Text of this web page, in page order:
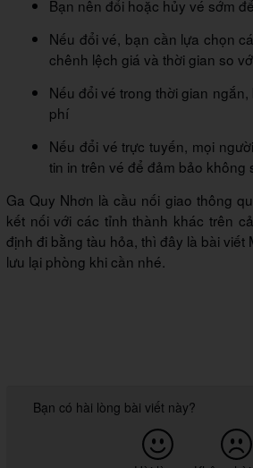
Bạn nên đổi hoặc hủy vé sớm
Nếu đổi vé, bạn cần lựa chọn
chênh lệch giá và thời gian so
Nếu đổi vé trong thời gian
phí
Nếu đổi vé trực tuyến, mọi
tin in trên vé để đảm bảo không
Ga Quy Nhơn là cầu nối giao thông
kết nối với các tỉnh thành khác trên
định đi bằng tàu hỏa, thì đây là bài viết
lưu lại phòng khi cần nhé.
Bạn có hài lòng bài viết này?